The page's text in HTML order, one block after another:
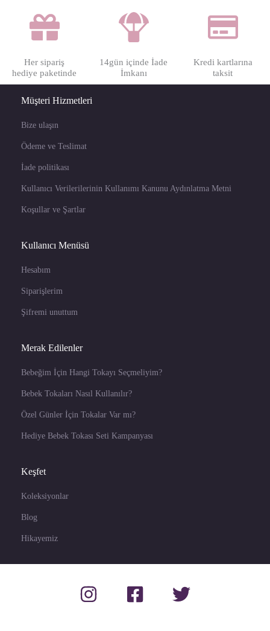
Her sipariş
hediye paketinde
14gün içinde İade
İmkanı
Kredi kartlarına
taksit
Müşteri Hizmetleri
Bize ulaşın
Ödeme ve Teslimat
İade politikası
Kullanıcı Verilerilerinin Kullanımı Kanunu Aydınlatma Metni
Koşullar ve Şartlar
Kullanıcı Menüsü
Hesabım
Siparişlerim
Şifremi unuttum
Merak Edilenler
Bebeğim İçin Hangi Tokayı Seçmeliyim?
Bebek Tokaları Nasıl Kullanılır?
Özel Günler İçin Tokalar Var mı?
Hediye Bebek Tokası Seti Kampanyası
Keşfet
Koleksiyonlar
Blog
Hikayemiz